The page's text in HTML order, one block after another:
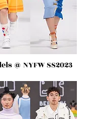
@ NYFW SS2023